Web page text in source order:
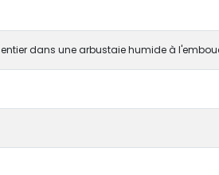
dans une arbustaie humide à